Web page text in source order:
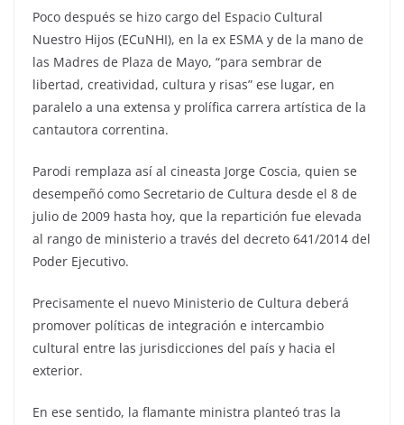
Poco después se hizo cargo del Espacio Cultural
Nuestro Hijos (ECuNHI), en la ex ESMA y de la mano de
las Madres de Plaza de Mayo, “para sembrar de
libertad, creatividad, cultura y risas” ese lugar, en
paralelo a una extensa y prolífica carrera artística de la
cantautora correntina.
Parodi remplaza así al cineasta Jorge Coscia, quien se
desempeñó como Secretario de Cultura desde el 8 de
julio de 2009 hasta hoy, que la repartición fue elevada
al rango de ministerio a través del decreto 641/2014 del
Poder Ejecutivo.
Precisamente el nuevo Ministerio de Cultura deberá
promover políticas de integración e intercambio
cultural entre las jurisdicciones del país y hacia el
exterior.
En ese sentido, la flamante ministra planteó tras la